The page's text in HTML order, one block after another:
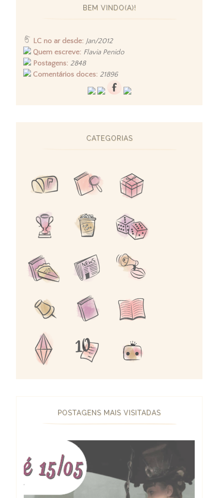
BEM VINDO(A)!
LC no ar desde: Jan/2012
Quem escreve: Flavia Penido
Postagens: 2848
Comentários doces: 21896
CATEGORIAS
POSTAGENS MAIS VISITADAS